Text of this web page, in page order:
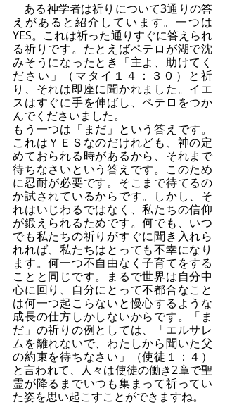
ある神学者は祈りについて3通りの答
えがあると紹介しています。一つは
YES。これは祈った通りすぐに答えられ
る祈りです。たとえばペテロが湖で沈
みそうになったとき「主よ、助けてく
ださい」（マタイ１４：３０）と祈
り、それは即座に聞かれました。イエ
スはすぐに手を伸ばし、ペテロをつか
んでくださいました。
もう一つは「まだ」という答えです。
これはＹＥＳなのだけれども、神の定
めておられる時があるから、それまで
待ちなさいという答えです。このため
に忍耐が必要です。そこまで待てるの
か試されているからです。しかし、そ
れはいじわるではなく、私たちの信仰
が鍛えられるためです。何でも、いつ
でも私たちの祈りがすぐに聞き入れら
れれば、私たちはとっても不幸になり
ます。何一つ不自由なく子育てをする
ことと同じです。まるで世界は自分中
心に回り、自分にとって不都合なこと
は何一つ起こらないと慢心するような
成長の仕方しかしないからです。「ま
だ」の祈りの例としては、「エルサレ
ムを離れないで、わたしから聞いた父
の約束を待ちなさい」（使徒１：４）
と言われて、人々は使徒の働き2章で聖
霊が降るまでいつも集まって祈ってい
た姿を思い起こすことができますね。